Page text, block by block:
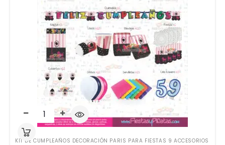
KIT DE CUMPLEAÑOS DECORACIÓN PARIS PARA FIESTAS 9 ACCESORIOS